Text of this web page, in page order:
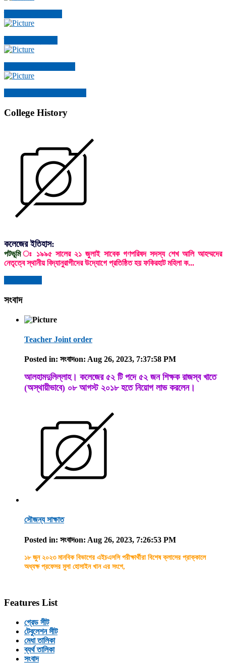
College History
কলেজের ইতিহাস:
পটভূমিঃ ১৯৯৫ সালের ২১ জুলাই সাবেক গণপরিষদ সদস্য শেখ আলি আহম্মদের
নেতৃত্বে স্থানীয় বিদ্যানুরাগীদের উদ্যোগে প্রতিষ্ঠিত হয় ফকিরহাট মহিলা ক...
সংবাদ
Teacher Joint order
Posted in: সংবাদon: Aug 26, 2023, 7:37:58 PM
আলহামদুলিল্লাহ। কলেজের ৫২ টি পদে ৫২ জন শিক্ষক রাজস্ব খাতে
(অস্থায়ীভাবে) ০৮ আগস্ট ২০১৮ হতে নিয়োগ লাভ করলেন।
সৌজন্য সাক্ষাত
Posted in: সংবাদon: Aug 26, 2023, 7:26:53 PM
১৮ জুন ২০২৩ মানবিক বিভাগের এইচএসসি পরীক্ষার্থীরা বিশেষ ক্লাসের প্রাক্কালে
অধ্যক্ষ প্রফেসর মুসা হোসাইন খান এর সংগে,
Features List
গ্রেড সীট
টেবুলেশন সীট
মেধা তালিকা
ব্যর্থ তালিকা
সংবাদ